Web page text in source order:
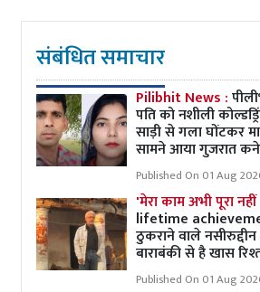
संबंधित समाचार
Pilibhit News :
पति को नशीली
साड़ी से गला घोंटकर
सामने आया गुजरात
Published On 01 Aug
'मेरा काम अभी पूरा
lifetime
ठुकराने वाले
बाराबंकी से है खास
Published On 01 Aug